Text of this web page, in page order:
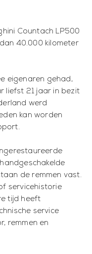
Countach LP500
40.000 kilometer
eigenaren gehad,
liefst 21 jaar in bezit
werd
kan worden
de remmen vast.
servicehistorie
tijd heeft
service
remmen en